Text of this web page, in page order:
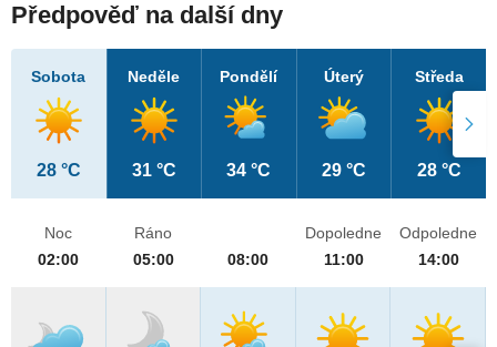
Předpověď na další dny
Sobota
28 °C
Neděle
31 °C
Pondělí
34 °C
Úterý
29 °C
Středa
28 °C
Noc
02:00
Ráno
05:00
08:00
Dopoledne
11:00
Odpoledne
14:00